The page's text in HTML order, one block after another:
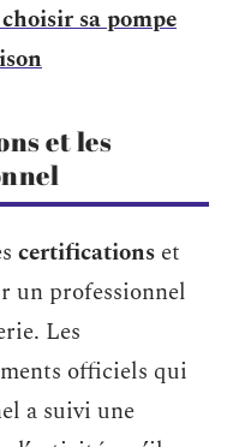
sa pompe
et les
certifications et
un professionnel
Les
officiels qui
a suivi une